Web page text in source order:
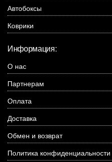
Автобоксы
Коврики
Информация:
О нас
Партнерам
Оплата
Доставка
Обмен и возврат
Политика конфиденциальности